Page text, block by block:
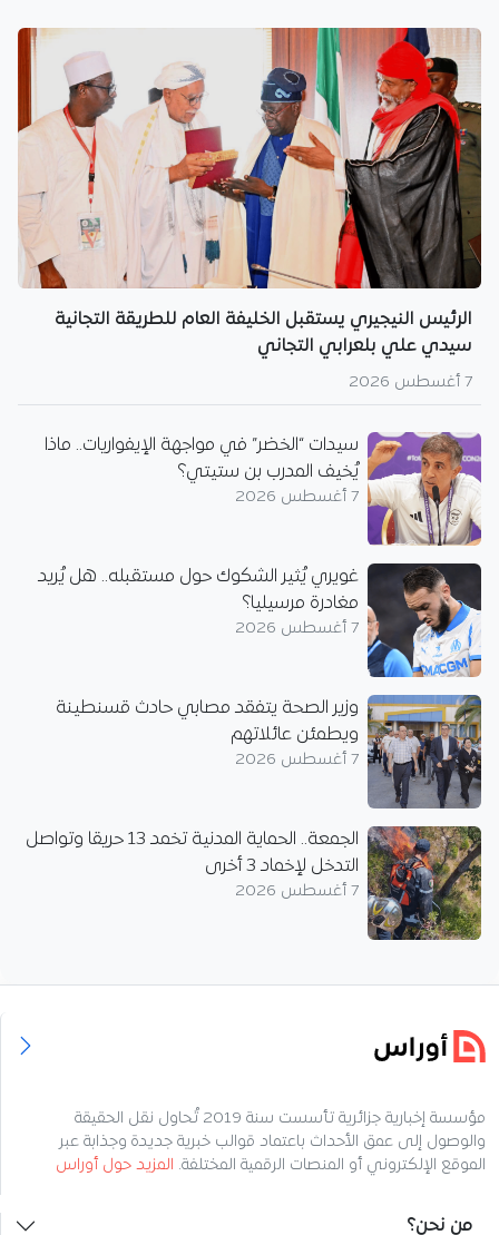
الرئيس النيجيري يستقبل الخليفة العام للطريقة التجانية
سيدي علي بلعرابي التجاني
7 أغسطس 2026
سيدات “الخضر” في مواجهة الإيفواريات.. ماذا
يُخيف المدرب بن ستيتي؟
7 أغسطس 2026
غويري يُثير الشكوك حول مستقبله.. هل يُريد
مغادرة مرسيليا؟
7 أغسطس 2026
وزير الصحة يتفقد مصابي حادث قسنطينة
ويطمئن عائلاتهم
7 أغسطس 2026
الجمعة.. الحماية المدنية تخمد 13 حريقا وتواصل
التدخل لإخماد 3 أخرى
7 أغسطس 2026
مؤسسة إخبارية جزائرية تأسست سنة 2019 تُحاول نقل الحقيقة
والوصول إلى عمق الأحداث باعتماد قوالب خبرية جديدة وجذابة عبر
الموقع الإلكتروني أو المنصات الرقمية المختلفة. المزيد حول أوراس
من نحن؟